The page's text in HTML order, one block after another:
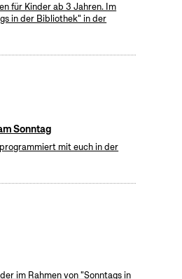
für Kinder ab 3 Jahren. Im
in der Bibliothek" in der
Sonntag
mit euch in der
im Rahmen von "Sonntags in